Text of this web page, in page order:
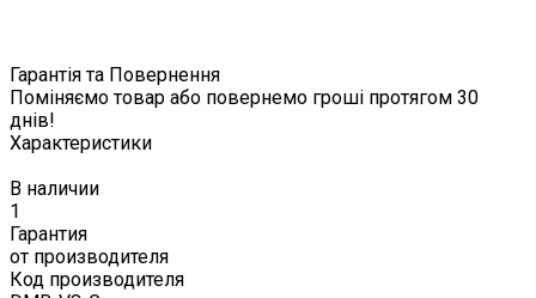
Гарантія та Повернення
Поміняємо товар або повернемо гроші протягом 30
днів!
Характеристики
В наличии
1
Гарантия
от производителя
Код производителя